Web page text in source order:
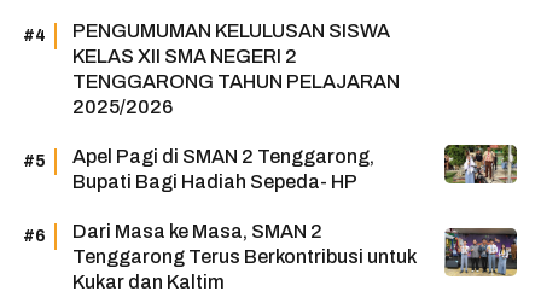
PENGUMUMAN KELULUSAN SISWA
KELAS XII SMA NEGERI 2
TENGGARONG TAHUN PELAJARAN
2025/2026
Apel Pagi di SMAN 2 Tenggarong,
Bupati Bagi Hadiah Sepeda- HP
Dari Masa ke Masa, SMAN 2
Tenggarong Terus Berkontribusi untuk
Kukar dan Kaltim